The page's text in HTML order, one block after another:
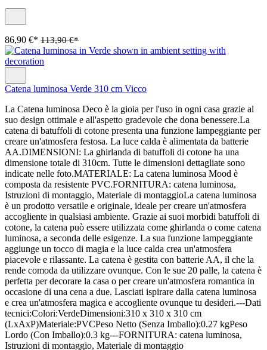
86,90 €* 113,90 €*
Catena luminosa Verde 310 cm Vicco
La Catena luminosa Deco è la gioia per l'uso in ogni casa grazie al
suo design ottimale e all'aspetto gradevole che dona benessere.La
catena di batuffoli di cotone presenta una funzione lampeggiante per
creare un'atmosfera festosa. La luce calda è alimentata da batterie
AA.DIMENSIONI: La ghirlanda di batuffoli di cotone ha una
dimensione totale di 310cm. Tutte le dimensioni dettagliate sono
indicate nelle foto.MATERIALE: La catena luminosa Mood è
composta da resistente PVC.FORNITURA: catena luminosa,
Istruzioni di montaggio, Materiale di montaggioLa catena luminosa
è un prodotto versatile e originale, ideale per creare un'atmosfera
accogliente in qualsiasi ambiente. Grazie ai suoi morbidi batuffoli di
cotone, la catena può essere utilizzata come ghirlanda o come catena
luminosa, a seconda delle esigenze. La sua funzione lampeggiante
aggiunge un tocco di magia e la luce calda crea un'atmosfera
piacevole e rilassante. La catena è gestita con batterie AA, il che la
rende comoda da utilizzare ovunque. Con le sue 20 palle, la catena è
perfetta per decorare la casa o per creare un'atmosfera romantica in
occasione di una cena a due. Lasciati ispirare dalla catena luminosa
e crea un'atmosfera magica e accogliente ovunque tu desideri.---Dati
tecnici:Colori:VerdeDimensioni:310 x 310 x 310 cm
(LxAxP)Materiale:PVCPeso Netto (Senza Imballo):0.27 kgPeso
Lordo (Con Imballo):0.3 kg---FORNITURA: catena luminosa,
Istruzioni di montaggio, Materiale di montaggio